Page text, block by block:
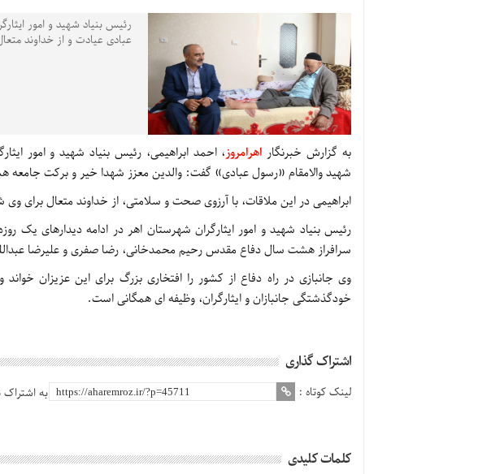
رئیس بنیاد شهید و امور
عبادی عیادت و از خداوند
به گزارش خبرنگار اهرامروز، احمد ابراهیمی، رئیس بنیاد شهید و امور
شهید والامقام «رسول عبادی» گفت: والدین معزز شهدا خیر و برکت جامعه
ابراهیمی در این ملاقات، با آرزوی صحت و سلامتی، از خداوند متعال برای
رئیس بنیاد شهید و امور ایثارگران شهرستان اهر در ادامه دیدارهای یک روزه
سرافراز هشت سال دفاع مقدس رحیم محمدخانی، رضا صفری و علیرضا
وی جانبازی در راه دفاع از کشور را افتخاری بزرگ برای این عزیزان خواند
خودگذشتگی جانبازان و ایثارگران، وظیفه ای همگانی است.
اشتراک گذاری
لینک کوتاه : به اشتراک
کلمات کلیدی